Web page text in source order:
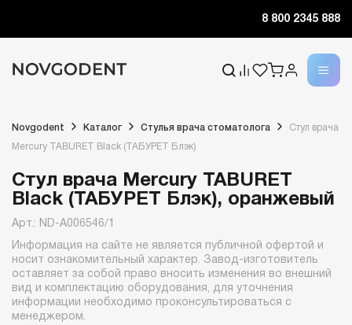
8 800 2345 888
Novgodent Каталог Стулья врача стоматолога Стул врача
Mercury TABURET Black (ТАБУРЕТ Блэк)
Стул врача Mercury TABURET
Black (ТАБУРЕТ Блэк), оранжевый
Арт.: ND-A006546/1
Информация на сайте не является публичной офертой и
носит ознакомительный характер. Завод-изготовитель
оставляет за собой право вносить изменения во внешний
вид и комплектацию оборудования, для уточнения
информации необходимо проконсультироваться с
менеджером.